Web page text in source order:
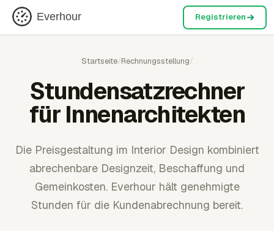
Everhour Registrieren
Startseite/Rechnungsstellung/
Stundensatzrechner
für Innenarchitekten
Die Preisgestaltung im Interior Design kombiniert
abrechenbare Designzeit, Beschaffung und
Gemeinkosten. Everhour hält genehmigte
Stunden für die Kundenabrechnung bereit.